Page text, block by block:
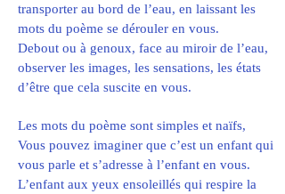
transporter au bord de l’eau, en laissant les
mots du poème se dérouler en vous.
Debout ou à genoux, face au miroir de l’eau,
observer les images, les sensations, les états
d’être que cela suscite en vous.
Les mots du poème sont simples et naïfs,
Vous pouvez imaginer que c’est un enfant qui
vous parle et s’adresse à l’enfant en vous.
L’enfant aux yeux ensoleillés qui respire la